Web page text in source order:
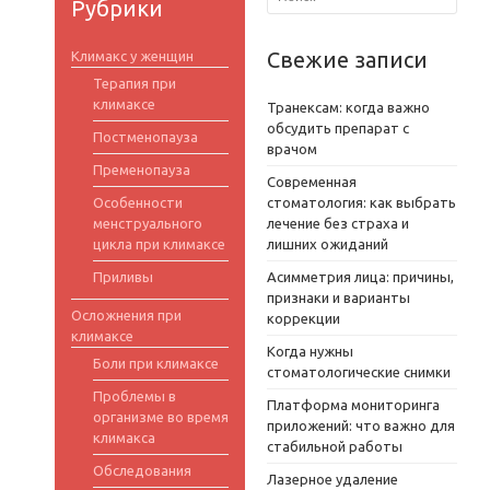
Рубрики
Климакс у женщин
Терапия при
климаксе
Постменопауза
Пременопауза
Особенности
менструального
цикла при климаксе
Приливы
Осложнения при
климаксе
Боли при климаксе
Проблемы в
организме во время
климакса
Обследования
Свежие записи
Транексам: когда важно
обсудить препарат с
врачом
Современная
стоматология: как выбрать
лечение без страха и
лишних ожиданий
Асимметрия лица: причины,
признаки и варианты
коррекции
Когда нужны
стоматологические снимки
Платформа мониторинга
приложений: что важно для
стабильной работы
Лазерное удаление